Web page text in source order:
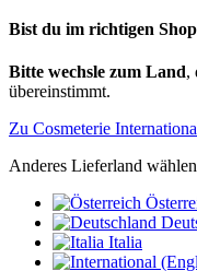
Bist du im richtigen
Bitte wechsle zum Land,
übereinstimmt.
Zu Cosmeterie
Anderes Lieferland wählen
Italia